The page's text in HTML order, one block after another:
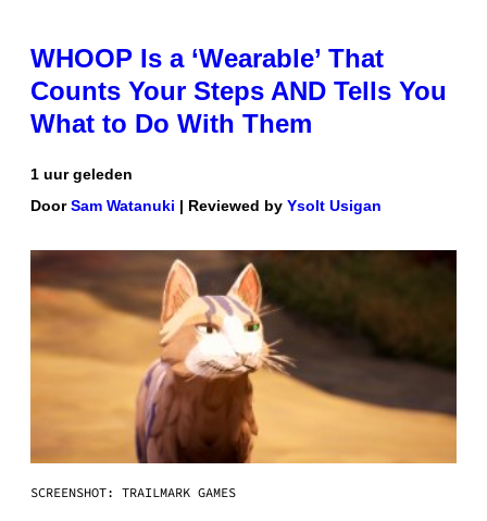
WHOOP Is a ‘Wearable’ That
Counts Your Steps AND Tells You
What to Do With Them
1 uur geleden
DoorSam Watanuki | Reviewed by Ysolt Usigan
SCREENSHOT: TRAILMARK GAMES